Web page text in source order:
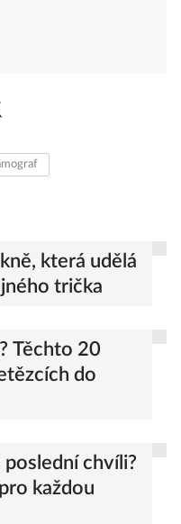
která udělá
trička
Těchto 20
do
poslední chvíli?
každou